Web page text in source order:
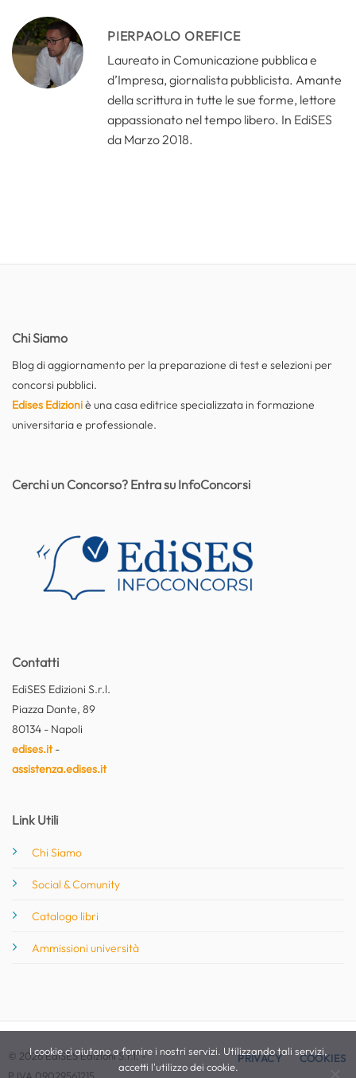
PIERPAOLO OREFICE
Laureato in Comunicazione pubblica e
d’Impresa, giornalista pubblicista. Amante
della scrittura in tutte le sue forme, lettore
appassionato nel tempo libero. In EdiSES
da Marzo 2018.
Chi Siamo
Blog di aggiornamento per la preparazione di test e selezioni per
concorsi pubblici.
Edises Edizioniè una casa editrice specializzata in formazione
universitaria e professionale.
Contatti
EdiSES Edizioni S.r.l.
Piazza Dante, 89
80134 - Napoli
edises.it-
assistenza.edises.it
Link Utili
Chi Siamo
Social & Comunity
Catalogo libri
Ammissioni università
Cerchi un Concorso? Entra su InfoConcorsi
© 2026 EdiSES Edizioni S.r.l. -
P.IVA 09029561215
PRIVACY COOKIES
I cookie ci aiutano a fornire i nostri servizi. Utilizzando tali servizi,
accetti l'utilizzo dei cookie.